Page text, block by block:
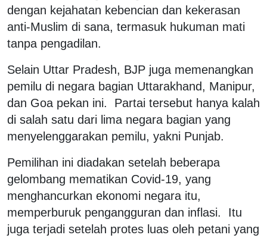
dengan kejahatan kebencian dan kekerasan
anti-Muslim di sana, termasuk hukuman mati
tanpa pengadilan.
Selain Uttar Pradesh, BJP juga memenangkan
pemilu di negara bagian Uttarakhand, Manipur,
dan Goa pekan ini. Partai tersebut hanya kalah
di salah satu dari lima negara bagian yang
menyelenggarakan pemilu, yakni Punjab.
Pemilihan ini diadakan setelah beberapa
gelombang mematikan Covid-19, yang
menghancurkan ekonomi negara itu,
memperburuk pengangguran dan inflasi. Itu
juga terjadi setelah protes luas oleh petani yang